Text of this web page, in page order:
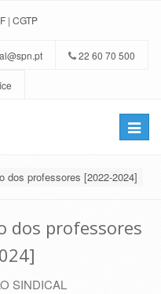
| CGTP
22 60 70 500
Toggle
dos professores [2022-2024]
dos professores
SINDICAL